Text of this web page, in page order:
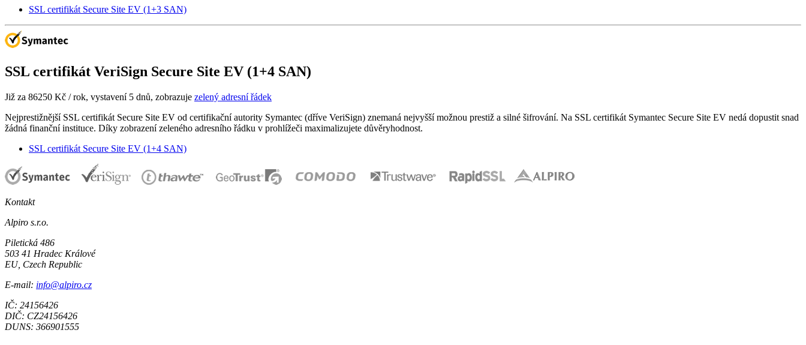
SSL certifikát Secure Site EV (1+3 SAN)
SSL certifikát VeriSign Secure Site EV (1+4 SAN)
Již za 86250 Kč / rok, vystavení 5 dnů, zobrazuje zelený adresní řádek
Nejprestižnější SSL certifikát Secure Site EV od certifikační autority Symantec (dříve VeriSign) znemaná nejvyšší možnou prestiž a silné šifrování. Na SSL certifikát Symantec Secure Site EV nedá dopustit snad
žádná finanční instituce. Díky zobrazení zeleného adresního řádku v prohlížeči maximalizujete důvěryhodnost.
SSL certifikát Secure Site EV (1+4 SAN)
Kontakt
Alpiro s.r.o.
Piletická 486
503 41 Hradec Králové
EU, Czech Republic
E-mail: info@alpiro.cz
IČ: 24156426
DIČ: CZ24156426
DUNS: 366901555